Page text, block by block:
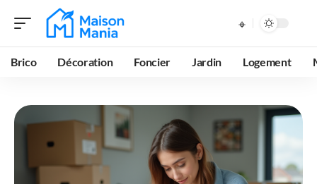
Brico Décoration Foncier Jardin Logement